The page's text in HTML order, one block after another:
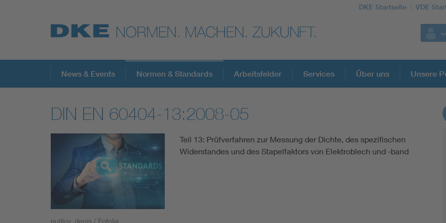
DKE Startseite VDE
Top-Themen
VDE Fokusthemen
Digital Security
Energy
DKE Fachinformationen im Kontext der
Blitzschutz: DIN EN 62305 in der Übersicht
News & Events Normen & Standards Arbeitsfelder Services Über uns Unsere
DIN EN 60404-13:2008-05
putilov_denis / Fotolia
Teil 13: Prüfverfahren zur Messung der Dichte, des spezifischen
Widerstandes und des Stapelfaktors von Elektroblech und -band